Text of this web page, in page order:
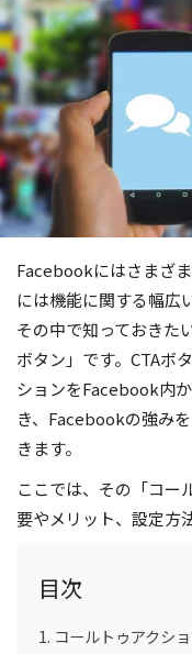
Facebookにはさまざ
には機能に関する幅広
その中で知っておきた
ボタン」です。CTAボ
ションをFacebook内
き、Facebookの強み
きます。
ここでは、その「コー
要やメリット、設定方
目次
コールトゥアクシ